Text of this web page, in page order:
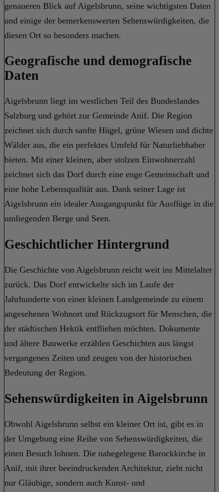
genaueren Blick auf Aigelsbrunn, seine wichtigsten Daten
und einige der bemerkenswerten Sehenswürdigkeiten, die
diesen Ort so besonders machen.
Geografische und demografische
Daten
Aigelsbrunn liegt im westlichen Teil des Bundeslandes
Salzburg und gehört zur Gemeinde Anif. Die Region
zeichnet sich durch sanfte Hügel, grüne Wiesen und dichte
Wälder aus, die ein perfektes Umfeld für Naturliebhaber
bieten. Mit einer kleinen, aber stolzen Einwohnerzahl
zeichnet sich das Dorf durch eine enge Gemeinschaft und
eine hohe Lebensqualität aus. Dank seiner Lage ist
Aigelsbrunn ein idealer Ausgangspunkt für Ausflüge in die
umliegenden Berge und Seen.
Geschichtlicher Hintergrund
Die Geschichte von Aigelsbrunn reicht weit ins Mittelalter
zurück. Das Dorf entwickelte sich im Laufe der
Jahrhunderte von einer kleinen Landgemeinde zu einem
angesehenen Wohnort und Rückzugsort für Menschen, die
der städtischen Hektik entfliehen möchten. Dokumente
und ältere Bauwerke erzählen Geschichten aus längst
vergangenen Zeiten und zeugen von der historischen
Bedeutung der Region.
Sehenswürdigkeiten in Aigelsbrunn
Obwohl Aigelsbrunn selbst ein kleiner Ort ist, gibt es in
der Umgebung eine Reihe von Sehenswürdigkeiten, die
einen Besuch lohnen. Die nahegelegene Barockkirche in
Anif, mit ihrer beeindruckenden Architektur, zieht nicht
nur Gläubige, sondern auch Kunst- und